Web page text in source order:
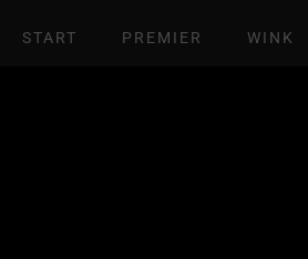
START PREMIER WINK